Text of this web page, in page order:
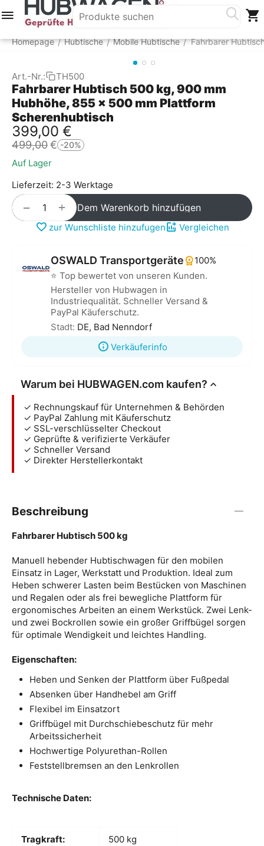
Homepage / Hubtische / Mobile Hubtische / Fahrbarer
Art.-Nr.: TH500
Fahrbarer Hubtisch 500 kg, 900 mm
Hubhöhe, 855 x 500 mm Plattform
Scherenhubtisch
399,00 €
499,00€ -20%
Auf Lager
Lieferzeit: 2-3 Werktage
+
− Dem Warenkorb hinzufügen
zur Wunschliste hinzufugen Vergleichen
OSWALD Transportgeräte
100%
⭐ Top bewertet von unseren Kunden.
Hersteller von Hubwagen in
Industriequalität. Schneller Versand &
PayPal Käuferschutz.
Stadt: DE, Bad Nenndorf
Verkäuferinfo
Warum bei HUBWAGEN.com kaufen?
✓ Rechnungskauf für Unternehmen & Behörden
✓ PayPal Zahlung mit Käuferschutz
✓ SSL-verschlüsselter Checkout
✓ Geprüfte & verifizierte Verkäufer
✓ Schneller Versand
✓ Direkter Herstellerkontakt
Beschreibung
Fahrbarer Hubtisch 500 kg
Manuell hebender Hubtischwagen für den mobilen
Einsatz in Lager, Werkstatt und Produktion. Ideal zum
Heben schwerer Lasten beim Bestücken von Maschinen
und Regalen oder als frei bewegliche Plattform für
ergonomisches Arbeiten an einem Werkstück. Zwei Lenk-
und zwei Bockrollen sowie ein großer Griffbügel sorgen
für optimale Wendigkeit und leichtes Handling.
Eigenschaften:
Heben und Senken der Plattform über Fußpedal
Absenken über Handhebel am Griff
Flexibel im Einsatzort
Griffbügel mit Durchschiebeschutz für mehr
Arbeitssicherheit
Hochwertige Polyurethan-Rollen
Feststellbremsen an den Lenkrollen
Technische Daten:
Tragkraft: 500 kg
Menü